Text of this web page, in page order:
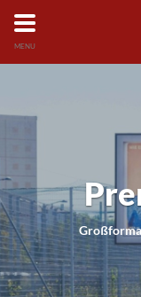
MENU